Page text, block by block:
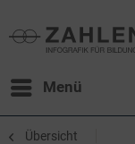
Menü
Übersicht